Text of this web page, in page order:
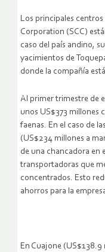
Los principales
Corporation (SCC)
caso del país andino,
yacimientos de
donde la compañía
Al primer trimestre de
unos US$373 millones
faenas. En el caso de
(US$234 millones a
de una chancadora en
transportadoras que
concentrados. Esto
ahorros para la
En Cuajone